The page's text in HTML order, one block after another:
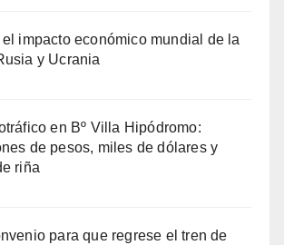
impacto económico mundial de la
y Ucrania
en Bº Villa Hipódromo:
de pesos, miles de dólares y
riña
para que regrese el tren de